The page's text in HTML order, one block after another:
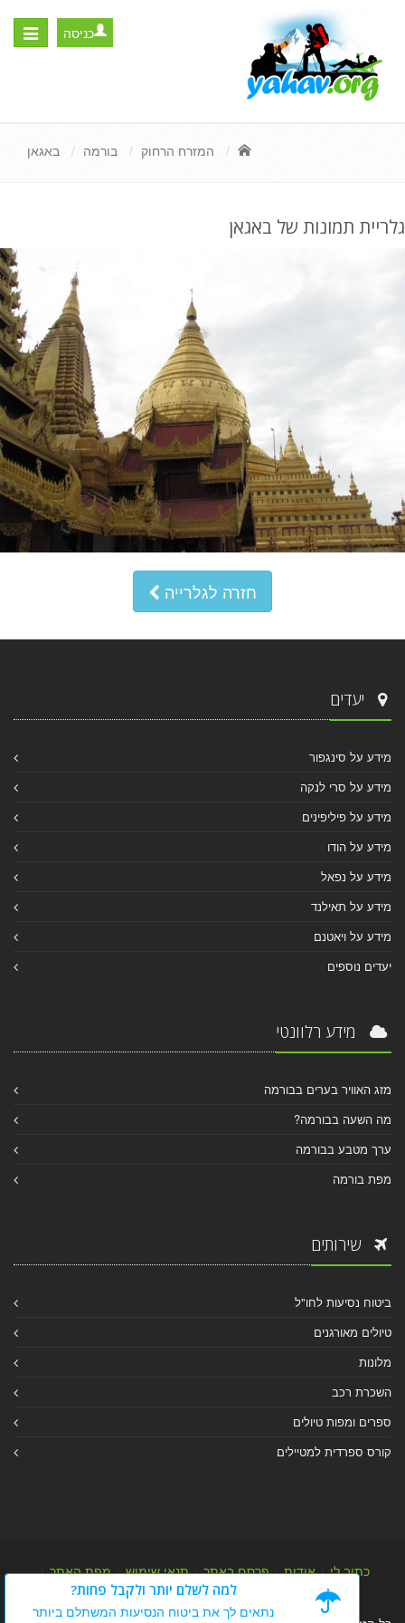
Toggle
כניסה
המזרח הרחוק בורמה באגאן
גלריית תמונות של באגאן
חזרה לגלרייה
יעדים
מידע על סינגפור
מידע על סרי לנקה
מידע על פיליפינים
מידע על הודו
מידע על נפאל
מידע על תאילנד
מידע על ויאטנם
יעדים נוספים
מידע רלוונטי
מזג האוויר בערים בבורמה
מה השעה בבורמה?
ערך מטבע בבורמה
מפת בורמה
שירותים
ביטוח נסיעות לחו"ל
טיולים מאורגנים
מלונות
השכרת רכב
ספרים ומפות טיולים
קורס ספרדית למטיילים
כתוב לי|אודות|פרסם באתר|תנאי שימוש|מפת האתר|
מפת אלבום|מפת מאמרי מידע
למה לשלם יותר ולקבל פחות?
נתאים לך את ביטוח הנסיעות המשתלם ביותר